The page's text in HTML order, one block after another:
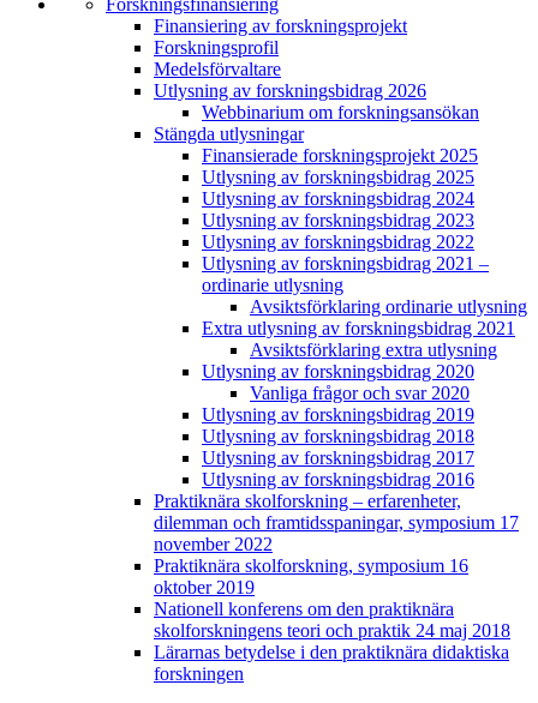
Forskningsfinansiering
Finansiering av forskningsprojekt
Forskningsprofil
Medelsförvaltare
Utlysning av forskningsbidrag 2026
Webbinarium om forskningsansökan
Stängda utlysningar
Finansierade forskningsprojekt 2025
Utlysning av forskningsbidrag 2025
Utlysning av forskningsbidrag 2024
Utlysning av forskningsbidrag 2023
Utlysning av forskningsbidrag 2022
Utlysning av forskningsbidrag 2021 –
ordinarie utlysning
Avsiktsförklaring ordinarie utlysning
Extra utlysning av forskningsbidrag 2021
Avsiktsförklaring extra utlysning
Utlysning av forskningsbidrag 2020
Vanliga frågor och svar 2020
Utlysning av forskningsbidrag 2019
Utlysning av forskningsbidrag 2018
Utlysning av forskningsbidrag 2017
Utlysning av forskningsbidrag 2016
Praktiknära skolforskning – erfarenheter,
dilemman och framtidsspaningar, symposium 17
november 2022
Praktiknära skolforskning, symposium 16
oktober 2019
Nationell konferens om den praktiknära
skolforskningens teori och praktik 24 maj 2018
Lärarnas betydelse i den praktiknära didaktiska
forskningen